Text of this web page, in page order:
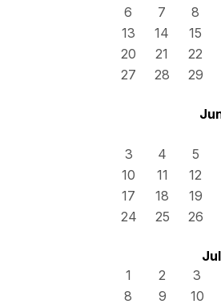
6
7 8
13
14 15
20
21 22
27
28 29
3
4 5
10
11 12
17
18 19
24
25 26
1
2 3
8
9 10